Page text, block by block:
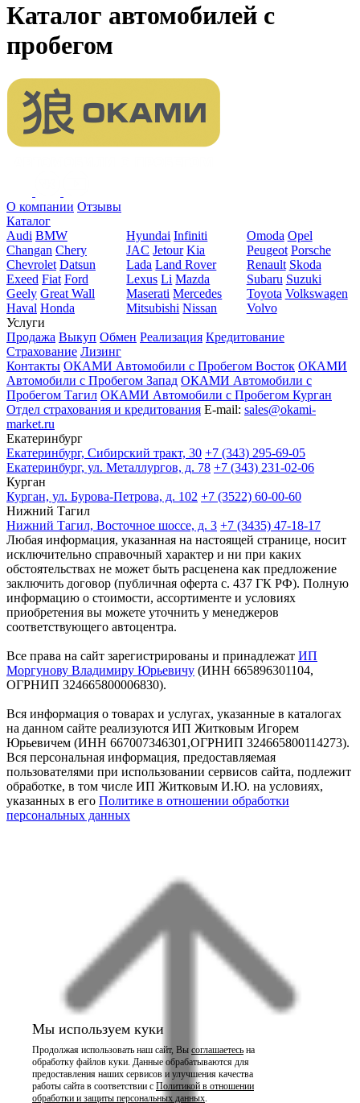
Каталог автомобилей с
пробегом
О компании Отзывы
Каталог
Audi BMW
Changan Chery
Chevrolet Datsun
Exeed Fiat Ford
Geely Great Wall
Haval Honda
Hyundai Infiniti
JAC Jetour Kia
Lada Land Rover
Lexus Li Mazda
Maserati Mercedes
Mitsubishi Nissan
Omoda Opel
Peugeot Porsche
Renault Skoda
Subaru Suzuki
Toyota Volkswagen
Volvo
Услуги
Продажа Выкуп Обмен Реализация Кредитование
Страхование Лизинг
Контакты ОКАМИ Автомобили с Пробегом Восток ОКАМИ
Автомобили с Пробегом Запад ОКАМИ Автомобили с
Пробегом Тагил ОКАМИ Автомобили с Пробегом Курган
Отдел страхования и кредитования E-mail: sales@okami-
market.ru
Екатеринбург
Екатеринбург, Сибирский тракт, 30 +7 (343) 295-69-05
Екатеринбург, ул. Металлургов, д. 78 +7 (343) 231-02-06
Курган
Курган, ул. Бурова-Петрова, д. 102 +7 (3522) 60-00-60
Нижний Тагил
Нижний Тагил, Восточное шоссе, д. 3 +7 (3435) 47-18-17
Любая информация, указанная на настоящей странице, носит
исключительно справочный характер и ни при каких
обстоятельствах не может быть расценена как предложение
заключить договор (публичная оферта с. 437 ГК РФ). Полную
информацию о стоимости, ассортименте и условиях
приобретения вы можете уточнить у менеджеров
соответствующего автоцентра.
Все права на сайт зарегистрированы и принадлежат ИП
Моргунову Владимиру Юрьевичу (ИНН 665896301104,
ОГРНИП 324665800006830).
Вся информация о товарах и услугах, указанные в каталогах
на данном сайте реализуются ИП Житковым Игорем
Юрьевичем (ИНН 667007346301,ОГРНИП 324665800114273).
Вся персональная информация, предоставляемая
пользователями при использовании сервисов сайта, подлежит
обработке, в том числе ИП Житковым И.Ю. на условиях,
указанных в его Политике в отношении обработки
персональных данных
Мы используем куки
Продолжая использовать наш сайт, Вы соглашаетесь на
обработку файлов куки. Данные обрабатываются для
предоставления наших сервисов и улучшения качества
работы сайта в соответствии с Политикой в отношении
обработки и защиты персональных данных.